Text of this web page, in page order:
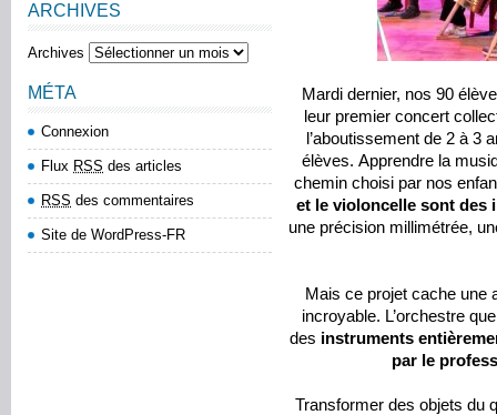
Mardi dernier, nos 90
leur premier concert
l’aboutissement de 2 à 3
élèves. Apprendre la
chemin choisi par nos
et le violoncelle sont des
une précision millimétrée,
Mais ce projet cache une
incroyable. L’orchestre
des instruments
par le
Transformer des objets du
ARCHIVES
Archives
MÉTA
Connexion
Flux RSS des articles
RSS des commentaires
Site de WordPress-FR